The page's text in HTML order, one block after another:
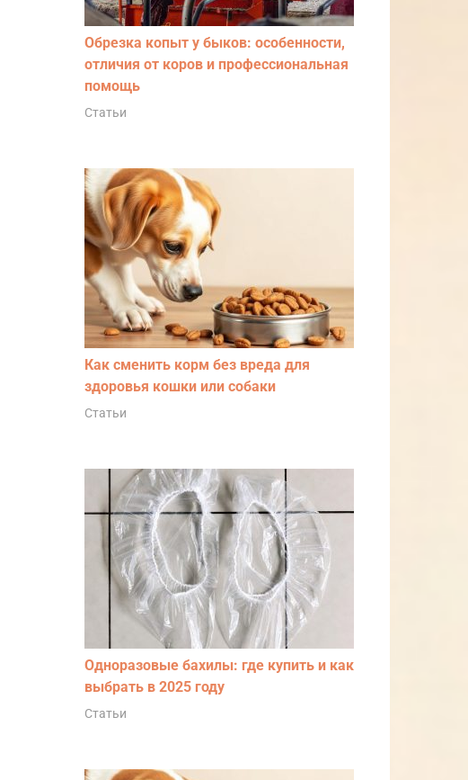
Обрезка копыт у быков: особенности,
отличия от коров и профессиональная
помощь
Статьи
Как сменить корм без вреда для
здоровья кошки или собаки
Статьи
Одноразовые бахилы: где купить и как
выбрать в 2025 году
Статьи